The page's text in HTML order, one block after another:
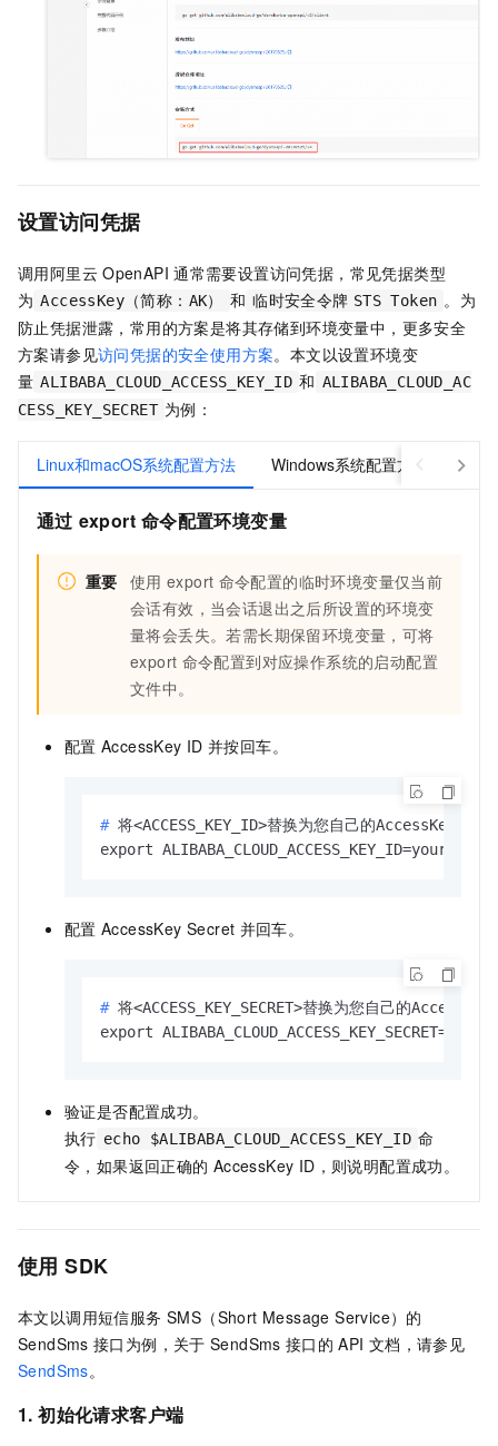
设置访问凭据
调用阿里云 OpenAPI 通常需要设置访问凭据，常见凭据类型
为 AccessKey（简称：AK） 和 临时安全令牌 STS Token 。为
防止凭据泄露，常用的方案是将其存储到环境变量中，更多安全
方案请参见访问凭据的安全使用方案。本文以设置环境变
量 ALIBABA_CLOUD_ACCESS_KEY_ID 和 ALIBABA_CLOUD_AC
CESS_KEY_SECRET 为例：
Linux和macOS系统配置方法 Windows系统配置方法
通过 export 命令配置环境变量
重要 使用 export 命令配置的临时环境变量仅当前
会话有效，当会话退出之后所设置的环境变
量将会丢失。若需长期保留环境变量，可将
export 命令配置到对应操作系统的启动配置
文件中。
配置 AccessKey ID 并按回车。
# 将<ACCESS_KEY_ID>替换为您自己的AccessKey ID。
export
配置 AccessKey Secret 并回车。
# 将<ACCESS_KEY_SECRET>替换为您自己的
export
验证是否配置成功。
执行 echo $ALIBABA_CLOUD_ACCESS_KEY_ID 命
令，如果返回正确的 AccessKey ID，则说明配置成功。
使用 SDK
本文以调用短信服务 SMS（Short Message Service） 的
SendSms 接口为例，关于 SendSms 接口的 API 文档，请参见
SendSms。
1. 初始化请求客户端